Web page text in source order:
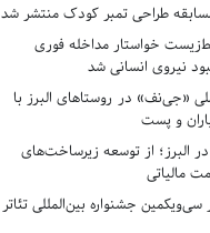
طراحی تمبر کودک منتشر شد
خواستار مداخله فوری
نیروی انسانی شد
«جی‌نف» در روستاهای البرز با
و پست
البرز؛ از توسعه زیرساخت‌های
مالیاتی
جشنواره بین‌المللی تئاتر